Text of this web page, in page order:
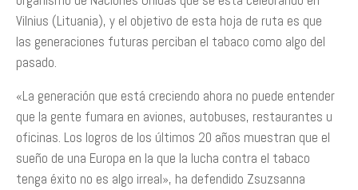
Vilnius (Lituania), y el objetivo de esta hoja de ruta es que
las generaciones futuras perciban el tabaco como algo del
pasado.
«La generación que está creciendo ahora no puede entender
que la gente fumara en aviones, autobuses, restaurantes u
oficinas. Los logros de los últimos 20 años muestran que el
sueño de una Europa en la que la lucha contra el tabaco
tenga éxito no es algo irreal», ha defendido Zsuzsanna